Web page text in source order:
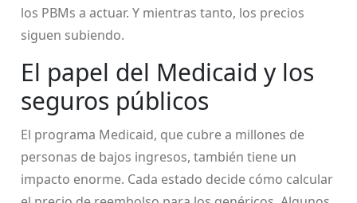
los PBMs a actuar. Y mientras tanto, los precios
siguen subiendo.
El papel del Medicaid y los
seguros públicos
El programa Medicaid, que cubre a millones de
personas de bajos ingresos, también tiene un
impacto enorme. Cada estado decide cómo calcular